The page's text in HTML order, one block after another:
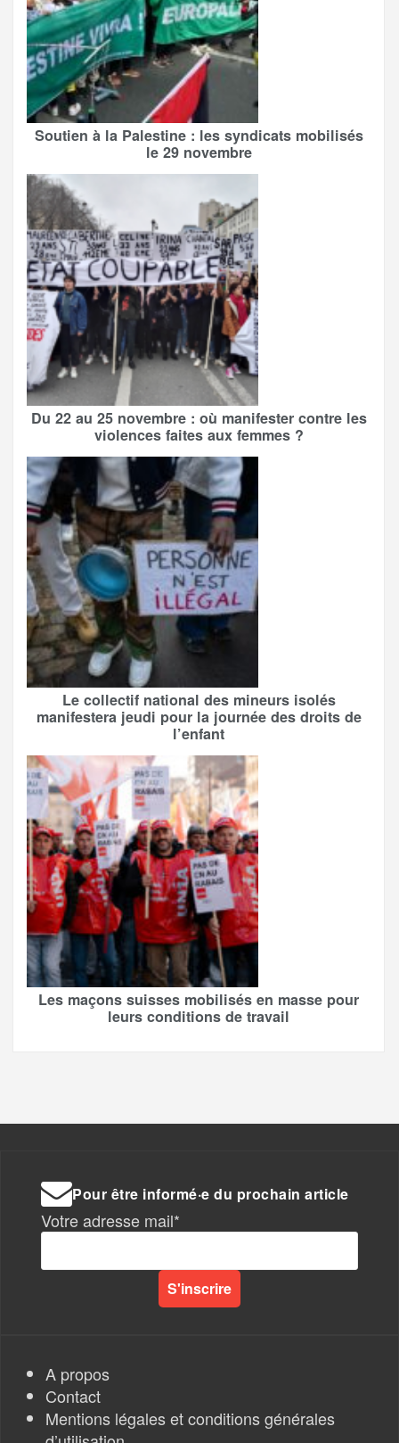
Soutien à la Palestine : les syndicats mobilisés
le 29 novembre
Du 22 au 25 novembre : où manifester contre les
violences faites aux femmes ?
Le collectif national des mineurs isolés
manifestera jeudi pour la journée des droits de
l’enfant
Les maçons suisses mobilisés en masse pour
leurs conditions de travail
Pour être informé·e du prochain article
Votre adresse mail*
A propos
Contact
Mentions légales et conditions générales